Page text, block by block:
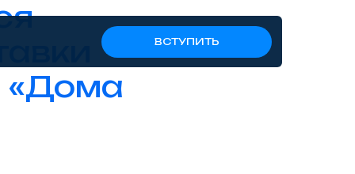
ВСТУПИТЬ
«Дома